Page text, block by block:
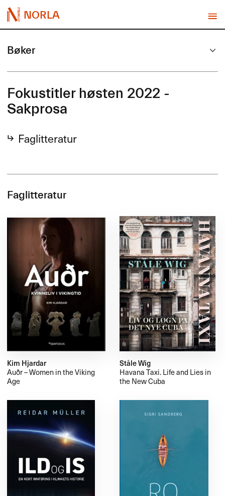
NORLA
Bøker
Fokustitler høsten 2022 -
Sakprosa
Faglitteratur
Faglitteratur
Kim Hjardar
Auðr – Women in the Viking
Age
Ståle Wig
Havana Taxi. Life and Lies in
the New Cuba